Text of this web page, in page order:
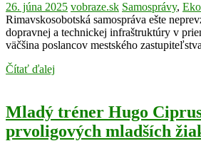
26. júna 2025 vobraze.sk Samosprávy,
Rimavskosobotská samospráva ešte
dopravnej a technickej infraštruktúry v
väčšina poslancov mestského
Čítať ďalej
Mladý tréner Hugo
prvoligových mladších